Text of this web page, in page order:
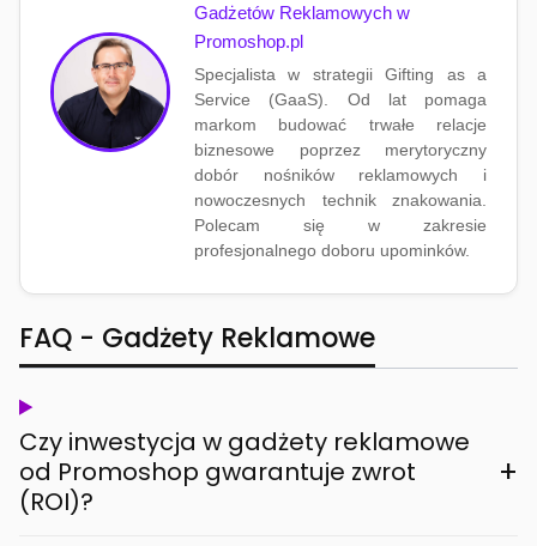
Gadżetów Reklamowych w
Promoshop.pl
Specjalista w strategii Gifting as a
Service (GaaS). Od lat pomaga
markom budować trwałe relacje
biznesowe poprzez merytoryczny
dobór nośników reklamowych i
nowoczesnych technik znakowania.
Polecam się w zakresie
profesjonalnego doboru upominków.
FAQ - Gadżety Reklamowe
Czy inwestycja w gadżety reklamowe
od Promoshop gwarantuje zwrot
(ROI)?
+